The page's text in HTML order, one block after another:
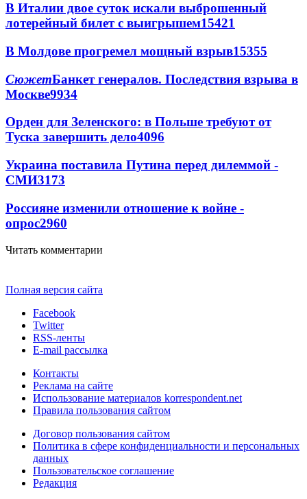
В Италии двое суток искали выброшенный
лотерейный билет с выигрышем15421
В Молдове прогремел мощный взрыв15355
СюжетБанкет генералов. Последствия взрыва в
Москве9934
Орден для Зеленского: в Польше требуют от
Туска завершить дело4096
Украина поставила Путина перед дилеммой -
СМИ3173
Россияне изменили отношение к войне -
опрос2960
Читать комментарии
Полная версия сайта
Facebook
Twitter
RSS-ленты
E-mail рассылка
Контакты
Реклама на сайте
Использование материалов korrespondent.net
Правила пользования сайтом
Договор пользования сайтом
Политика в сфере конфиденциальности и персональных
данных
Пользовательское соглашение
Редакция